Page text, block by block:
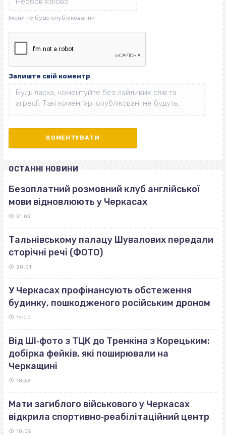
Залиште свій коментр
ОСТАННІ НОВИНИ
Безоплатний розмовний клуб англійської
мови відновлюють у Черкасах
21:02
Тальнівському палацу Шувалових передали
сторічні речі (ФОТО)
20:01
У Черкасах профінансують обстеження
будинку, пошкодженого російським дроном
19:00
Від ШІ‐фото з ТЦК до Тренкіна з Корецьким:
добірка фейків, які поширювали на
Черкащині
18:38
Мати загиблого військового у Черкасах
відкрила спортивно‐реабілітаційний центр
18:05